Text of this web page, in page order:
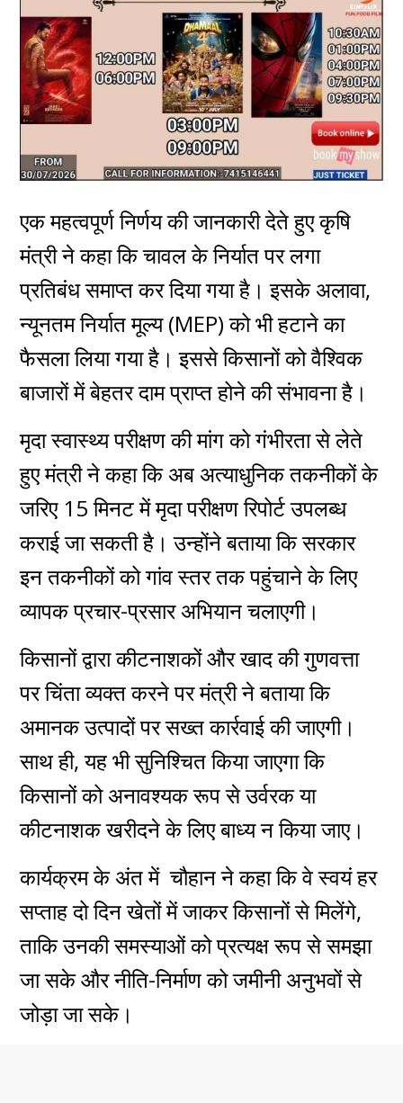
एक महत्वपूर्ण निर्णय की जानकारी देते हुए कृषि
मंत्री ने कहा कि चावल के निर्यात पर लगा
प्रतिबंध समाप्त कर दिया गया है। इसके अलावा,
न्यूनतम निर्यात मूल्य (MEP) को भी हटाने का
फैसला लिया गया है। इससे किसानों को वैश्विक
बाजारों में बेहतर दाम प्राप्त होने की संभावना है।
मृदा स्वास्थ्य परीक्षण की मांग को गंभीरता से लेते
हुए मंत्री ने कहा कि अब अत्याधुनिक तकनीकों के
जरिए 15 मिनट में मृदा परीक्षण रिपोर्ट उपलब्ध
कराई जा सकती है। उन्होंने बताया कि सरकार
इन तकनीकों को गांव स्तर तक पहुंचाने के लिए
व्यापक प्रचार-प्रसार अभियान चलाएगी।
किसानों द्वारा कीटनाशकों और खाद की गुणवत्ता
पर चिंता व्यक्त करने पर मंत्री ने बताया कि
अमानक उत्पादों पर सख्त कार्रवाई की जाएगी।
साथ ही, यह भी सुनिश्चित किया जाएगा कि
किसानों को अनावश्यक रूप से उर्वरक या
कीटनाशक खरीदने के लिए बाध्य न किया जाए।
कार्यक्रम के अंत में चौहान ने कहा कि वे स्वयं हर
सप्ताह दो दिन खेतों में जाकर किसानों से मिलेंगे,
ताकि उनकी समस्याओं को प्रत्यक्ष रूप से समझा
जा सके और नीति-निर्माण को जमीनी अनुभवों से
जोड़ा जा सके।